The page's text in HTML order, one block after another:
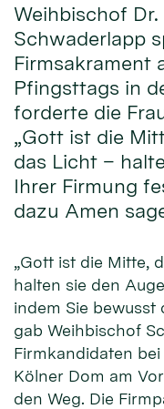
Weihbischof
Schwaderlapp
Firmsakrament
Pfingsttags in
forderte die
„Gott ist die
das Licht –
Ihrer Firmung
dazu Amen
„Gott ist die Mitte,
halten sie den
indem Sie bewusst
gab Weihbischof
Firmkandidaten
Kölner Dom am
den Weg. Die